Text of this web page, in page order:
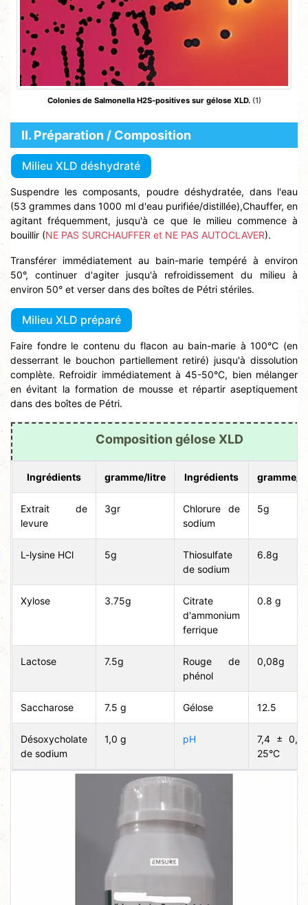
Colonies de Salmonella H2S-positives sur gélose XLD. (1)
Ⅱ. Préparation / Composition
Milieu XLD déshydraté
Suspendre les composants, poudre déshydratée, dans l'eau
(53 grammes dans 1000 ml d'eau purifiée/distillée),Chauffer, en
agitant fréquemment, jusqu'à ce que le milieu commence à
bouillir (NE PAS SURCHAUFFER et NE PAS AUTOCLAVER).
Transférer immédiatement au bain-marie tempéré à environ
50°, continuer d'agiter jusqu'à refroidissement du milieu à
environ 50° et verser dans des boîtes de Pétri stériles.
Milieu XLD préparé
Faire fondre le contenu du flacon au bain-marie à 100°C (en
desserrant le bouchon partiellement retiré) jusqu'à dissolution
complète. Refroidir immédiatement à 45-50°C, bien mélanger
en évitant la formation de mousse et répartir aseptiquement
dans des boîtes de Pétri.
Composition gélose XLD
Ingrédients gramme/litre Ingrédients gramme/
Extrait de
levure
3gr
Chlorure de
sodium
5g
L-lysine HCl 5g
Thiosulfate
de sodium
6.8g
Xylose 3.75g
Citrate
d'ammonium
ferrique
0.8 g
Lactose 7.5g
Rouge de
phénol
0,08g
Saccharose 7.5 g Gélose 12.5
Désoxycholate
de sodium
1,0 g pH
7,4 ± 0,2
25°C